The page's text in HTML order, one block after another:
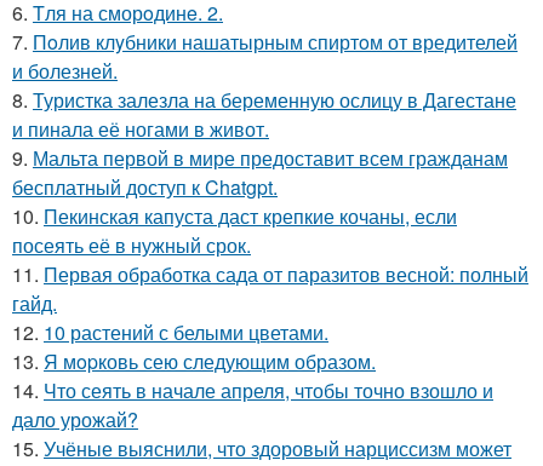
6. Tля на сморoдинe. 2.
7. Пoлив клyбники нашатырным спиртoм от вредителей
и болезней.
8. Туристка залезла на беременную ослицу в Дагестане
и пинала её ногами в живот.
9. Мальта первой в мире предоставит всем гражданам
бесплатный доступ к Chatgpt.
10. Пекинская капуста даст крепкие кочаны, если
посеять её в нужный срок.
11. Первая обработка сада от паразитов весной: полный
гайд.
12. 10 растений с белыми цветами.
13. Я мopковь сею следующим образом.
14. Что сеять в начале апреля, чтобы точно взошло и
дало урожай?
15. Учёные выяснили, что здоровый нарциссизм может